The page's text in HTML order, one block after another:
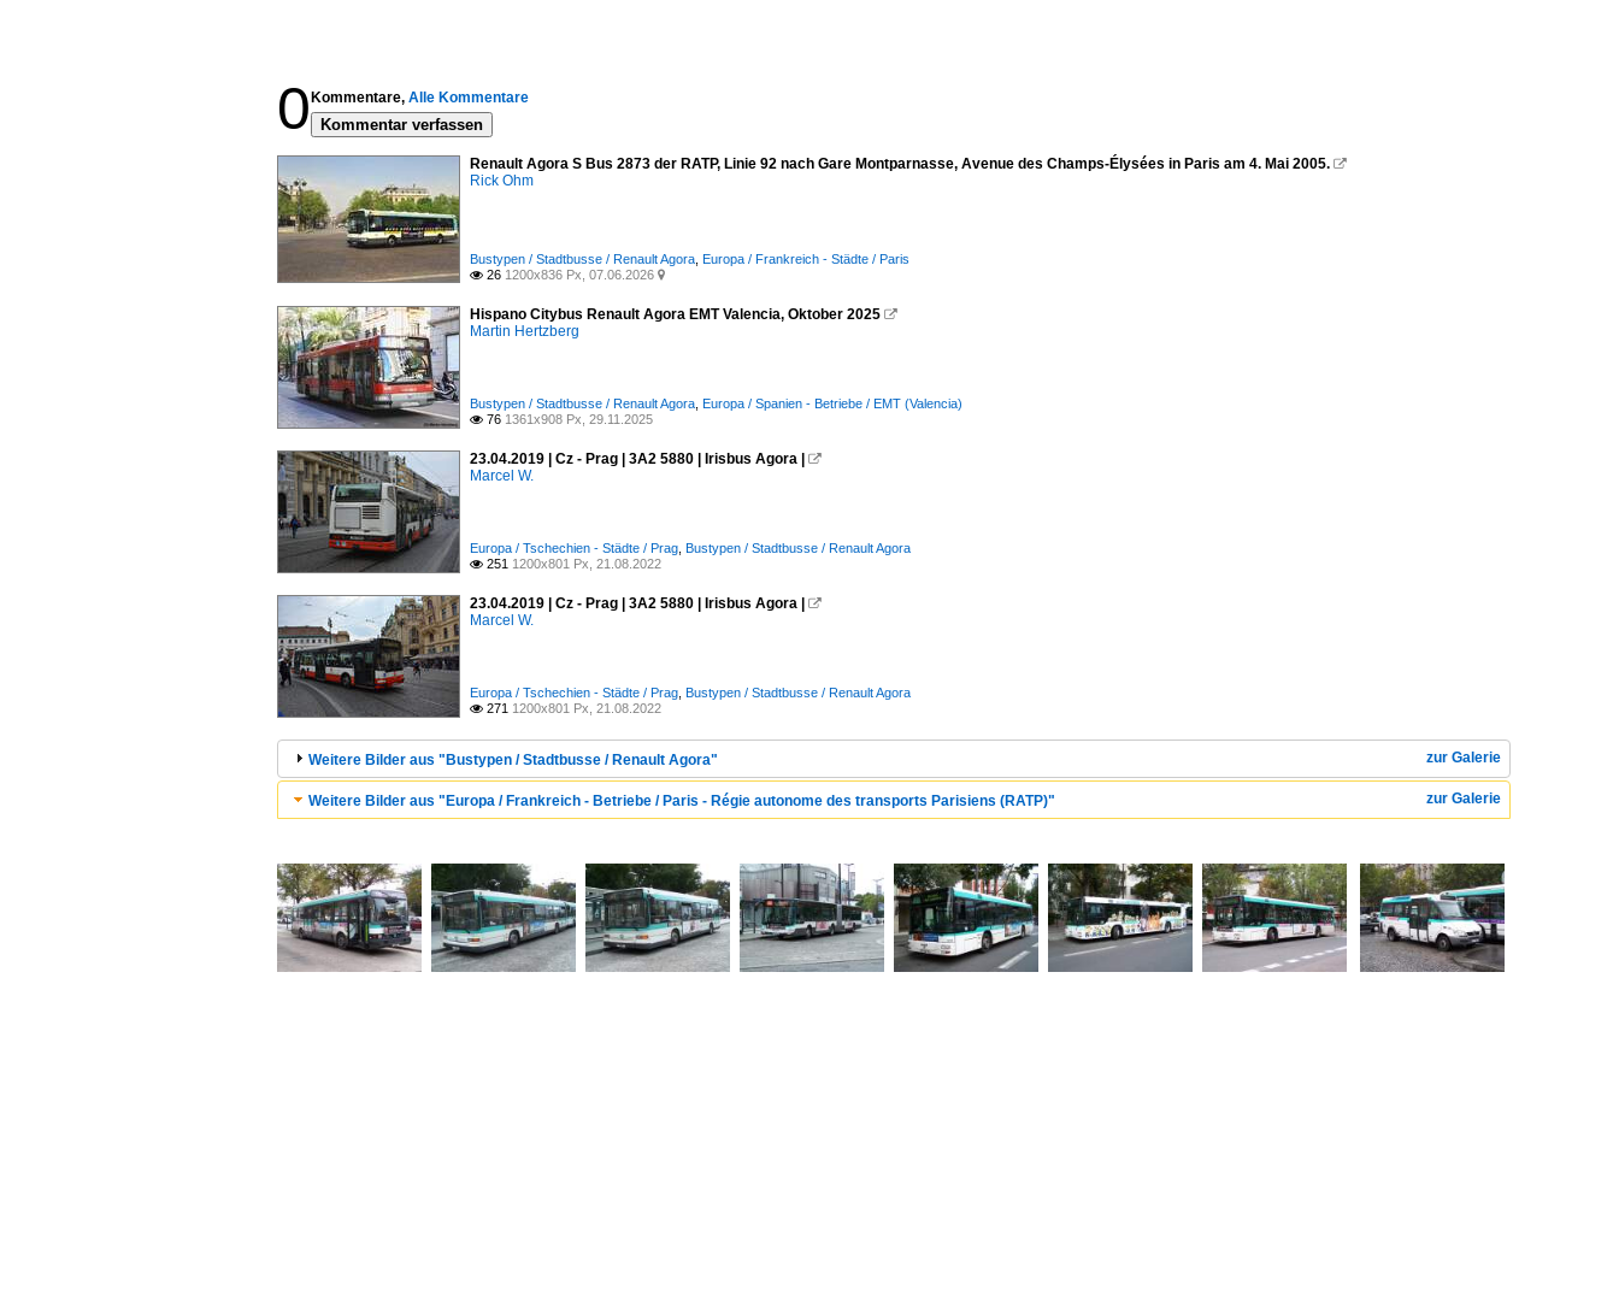
0 Kommentare, Alle Kommentare
Kommentar verfassen
Renault Agora S Bus 2873 der RATP, Linie 92 nach Gare Montparnasse, Avenue des Champs-Élysées in Paris am 4. Mai 2005. 
Rick Ohm
Bustypen / Stadtbusse / Renault Agora Europa / Frankreich - Städte / Paris
 26 1200x836 Px, 07.06.2026 
Hispano Citybus Renault Agora EMT Valencia, Oktober 2025 
Martin Hertzberg
Bustypen / Stadtbusse / Renault Agora Europa / Spanien - Betriebe / EMT (Valencia)
 76 1361x908 Px, 29.11.2025
23.04.2019 | Cz - Prag | 3A2 5880 | Irisbus Agora | 
Marcel W.
Europa / Tschechien - Städte / Prag Bustypen / Stadtbusse / Renault Agora
 251 1200x801 Px, 21.08.2022
23.04.2019 | Cz - Prag | 3A2 5880 | Irisbus Agora | 
Marcel W.
Europa / Tschechien - Städte / Prag Bustypen / Stadtbusse / Renault Agora
 271 1200x801 Px, 21.08.2022
zur Galerie
Weitere Bilder aus "Bustypen / Stadtbusse / Renault Agora"
zur Galerie
Weitere Bilder aus "Europa / Frankreich - Betriebe / Paris - Régie autonome des transports Parisiens (RATP)"